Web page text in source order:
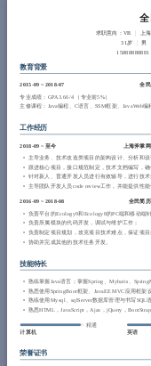
求职意向：VB 上海
31岁
男
15888888881
教育背景
2015-09 ~ 2018-07 全
专业成绩：GPA 3.66/4 （专业前5%）
主修课程：Java编程、C语言、SSM框架、JavaWeb
工作经历
2018-09 ~ 至今 上海斧掌
主导业务、技术改造类项目的架构设计、分析和
跟进核心项目，接口规范制定，技术文档编写，确
针对新人、普通开发人员进行有效辅导，进行技术
主导团队开发人员code review工作，并能提供性能
2016-09 ~ 2018-08 全民简
负责平台的Ecology9和Ecology8的PC端和移动端
负责所属模块的代码开发，调试与维护工作；
负责制定项目规划，攻克项目技术难点，保证项目
协助并完成其他的技术任务开发。
技能特长
熟练掌握Java语言；掌握Spring、Mybatis、
熟悉使用SpringBoot框架、JavaEE MVC应用框架
熟练使用Mysql、sqlServer数据库管理与书写SQL
熟悉HTML，JavaScript，Ajax，jQuery，
计算机
精通
英语
荣誉证书